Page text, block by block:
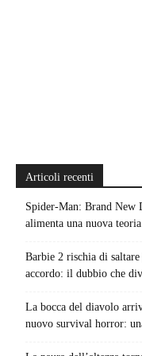
Articoli recenti
Spider-Man: Brand New
alimenta una nuova
Barbie 2 rischia di
accordo: il dubbio che
La bocca del diavolo
nuovo survival horror: